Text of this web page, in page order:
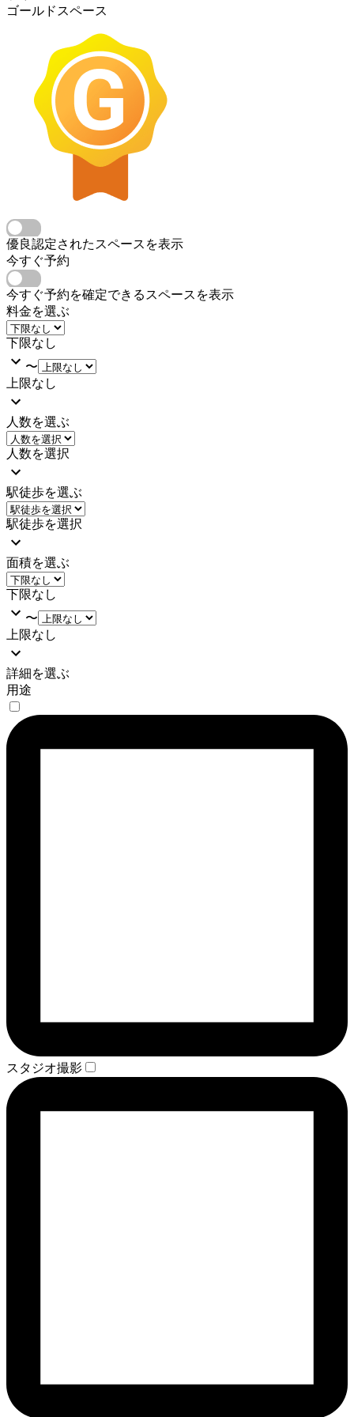
ゴールドスペース
優良認定されたスペースを表示
今すぐ予約
今すぐ予約を確定できるスペースを表示
料金を選ぶ
下限なし
〜
上限なし
人数を選ぶ
人数を選択
駅徒歩を選ぶ
駅徒歩を選択
面積を選ぶ
下限なし
〜
上限なし
詳細を選ぶ
用途
スタジオ撮影